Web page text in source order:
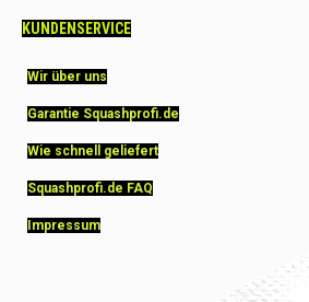
KUNDENSERVICE
Wir über uns
Garantie Squashprofi.de
Wie schnell geliefert
Squashprofi.de FAQ
Impressum